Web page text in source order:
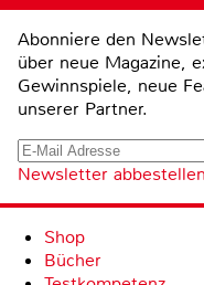
Abonniere den
über neue Magazine,
Gewinnspiele, neue
unserer Partner.
Newsletter abbestellen
Shop
Bücher